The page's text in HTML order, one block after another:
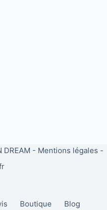
DREAM - Mentions légales -
Boutique Blog